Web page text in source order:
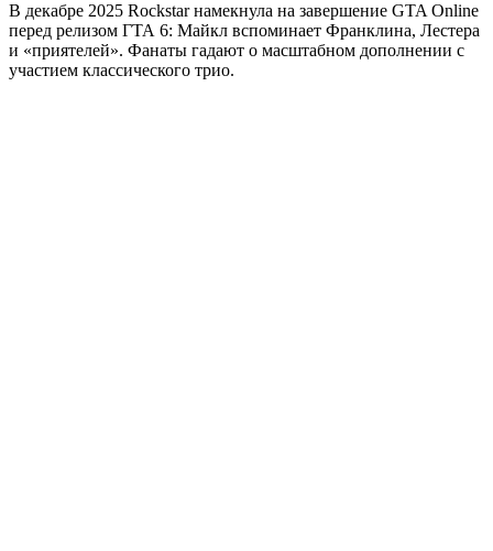
В декабре 2025 Rockstar намекнула на завершение GTA Online
перед релизом ГТА 6: Майкл вспоминает Франклина, Лестера
и «приятелей». Фанаты гадают о масштабном дополнении с
участием классического трио.